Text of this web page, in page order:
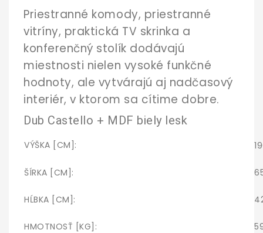
Priestranné komody, priestranné
vitríny, praktická TV skrinka a
konferenčný stolík dodávajú
miestnosti nielen vysoké funkčné
hodnoty, ale vytvárajú aj nadčasový
interiér, v ktorom sa cítime dobre.
Dub Castello + MDF biely lesk
VÝŠKA [CM]:
ŠÍRKA [CM]:
HĹBKA [CM]:
HMOTNOSŤ [KG]: